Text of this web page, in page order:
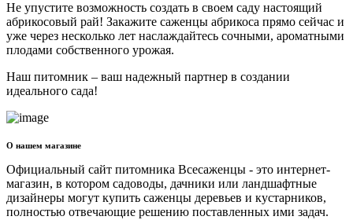
Не упустите возможность создать в своем саду настоящий
абрикосовый рай! Закажите саженцы абрикоса прямо сейчас и
уже через несколько лет наслаждайтесь сочными, ароматными
плодами собственного урожая.
Наш питомник – ваш надежный партнер в создании
идеального сада!
О нашем магазине
Официальный сайт питомника Всесаженцы - это интернет-
магазин, в котором садоводы, дачники или ландшафтные
дизайнеры могут купить саженцы деревьев и кустарников,
полностью отвечающие решению поставленных ими задач.